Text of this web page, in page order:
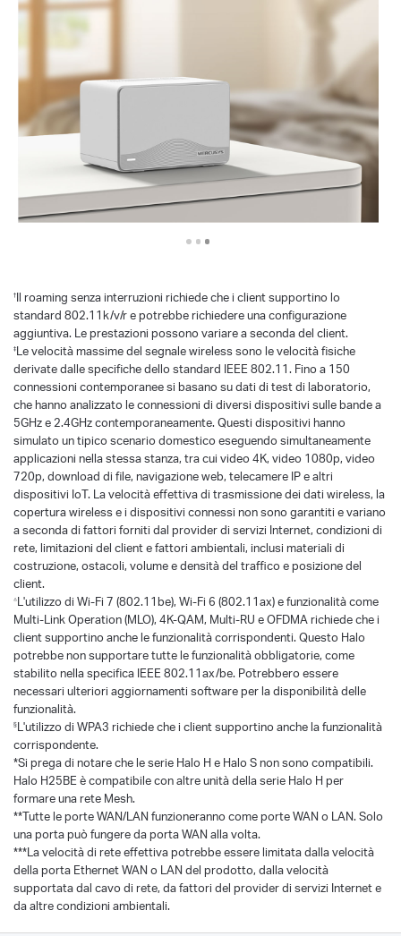
†Il roaming senza interruzioni richiede che i client supportino lo
standard 802.11k/v/r e potrebbe richiedere una configurazione
aggiuntiva. Le prestazioni possono variare a seconda del client.
‡Le velocità massime del segnale wireless sono le velocità fisiche
derivate dalle specifiche dello standard IEEE 802.11. Fino a 150
connessioni contemporanee si basano su dati di test di laboratorio,
che hanno analizzato le connessioni di diversi dispositivi sulle bande a
5GHz e 2.4GHz contemporaneamente. Questi dispositivi hanno
simulato un tipico scenario domestico eseguendo simultaneamente
applicazioni nella stessa stanza, tra cui video 4K, video 1080p, video
720p, download di file, navigazione web, telecamere IP e altri
dispositivi IoT. La velocità effettiva di trasmissione dei dati wireless, la
copertura wireless e i dispositivi connessi non sono garantiti e variano
a seconda di fattori forniti dal provider di servizi Internet, condizioni di
rete, limitazioni del client e fattori ambientali, inclusi materiali di
costruzione, ostacoli, volume e densità del traffico e posizione del
client.
△L'utilizzo di Wi-Fi 7 (802.11be), Wi-Fi 6 (802.11ax) e funzionalità come
Multi-Link Operation (MLO), 4K-QAM, Multi-RU e OFDMA richiede che i
client supportino anche le funzionalità corrispondenti. Questo Halo
potrebbe non supportare tutte le funzionalità obbligatorie, come
stabilito nella specifica IEEE 802.11ax/be. Potrebbero essere
necessari ulteriori aggiornamenti software per la disponibilità delle
funzionalità.
§L'utilizzo di WPA3 richiede che i client supportino anche la funzionalità
corrispondente.
*Si prega di notare che le serie Halo H e Halo S non sono compatibili.
Halo H25BE è compatibile con altre unità della serie Halo H per
formare una rete Mesh.
**Tutte le porte WAN/LAN funzioneranno come porte WAN o LAN. Solo
una porta può fungere da porta WAN alla volta.
***La velocità di rete effettiva potrebbe essere limitata dalla velocità
della porta Ethernet WAN o LAN del prodotto, dalla velocità
supportata dal cavo di rete, da fattori del provider di servizi Internet e
da altre condizioni ambientali.